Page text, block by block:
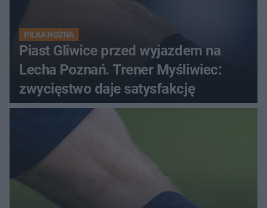
PIŁKA NOŻNA
Piast Gliwice przed wyjazdem na
Lecha Poznań. Trener Myśliwiec:
zwycięstwo daje satysfakcję